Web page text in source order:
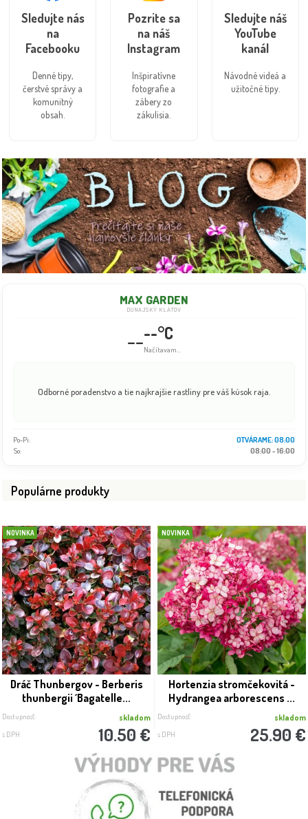
MAX GARDEN
DUNAJSKÝ KLÁTOV
----°C
Načítavam...
Odborné poradenstvo a tie najkrajšie rastliny pre váš kúsok raja.
Po-Pi:
08:00 - 18:00
So:
08:00 - 16:00
Populárne produkty
NOVINKA
Dráč Thunbergov - Berberis
thunbergii ´Bagatelle...
Dostupnosť: skladom
s DPH 10.50 €
NOVINKA
Hortenzia stromčekovitá -
Hydrangea arborescens ...
Dostupnosť: skladom
s DPH 25.90 €
Sledujte nás
na
Facebooku
Denné tipy,
čerstvé správy a
komunitný
obsah.
Pozrite sa
na náš
Instagram
Inšpiratívne
fotografie a
zábery zo
zákulisia.
Sledujte náš
YouTube
kanál
Návodné videá a
užitočné tipy.